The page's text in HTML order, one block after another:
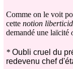
Comme on le voit
cette notion
demandé une laïcité
* Oubli cruel du
redevenu chef